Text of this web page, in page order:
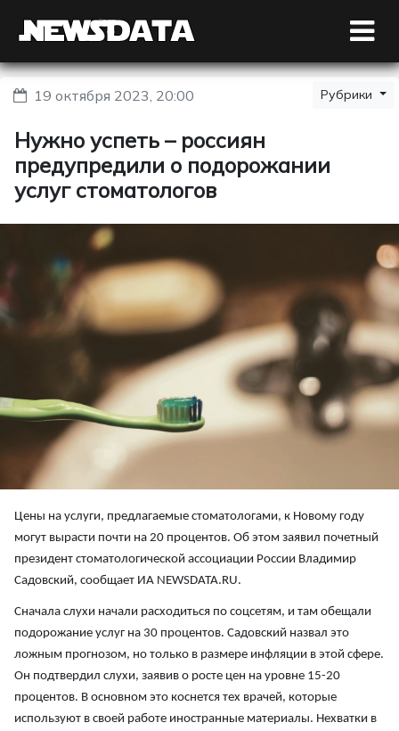
19 октября 2023, 20:00 Рубрики
Нужно успеть – россиян
предупредили о подорожании
услуг стоматологов
Цены на услуги, предлагаемые стоматологами, к Новому году
могут вырасти почти на 20 процентов. Об этом заявил почетный
президент стоматологической ассоциации России Владимир
Садовский, сообщает ИА NEWSDATA.RU.
Сначала слухи начали расходиться по соцсетям, и там обещали
подорожание услуг на 30 процентов. Садовский назвал это
ложным прогнозом, но только в размере инфляции в этой сфере.
Он подтвердил слухи, заявив о росте цен на уровне 15-20
процентов. В основном это коснется тех врачей, которые
используют в своей работе иностранные материалы. Нехватки в